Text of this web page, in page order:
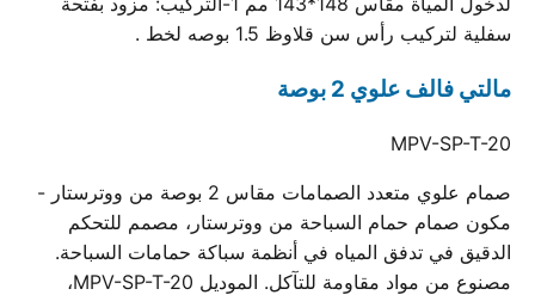
سفلية لتركيب رأس سن قلاوظ 1.5 بوصه لخط .
مالتي فالف علوي 2 بوصة
MPV-SP-T-20
صمام علوي متعدد الصمامات مقاس 2 بوصة من ووترستار -
مكون صمام حمام السباحة من ووترستار، مصمم للتحكم
الدقيق في تدفق المياه في أنظمة سباكة حمامات السباحة.
مصنوع من مواد مقاومة للتآكل. الموديل MPV-SP-T-20،